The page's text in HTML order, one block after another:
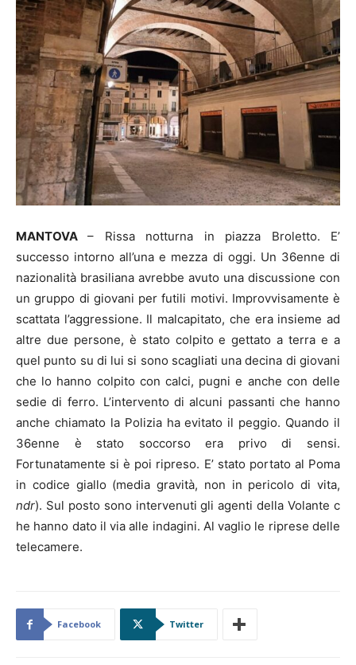
MANTOVA– Rissa notturna in piazza Broletto. E’
successo intorno all’una e mezza di oggi. Un 36enne di
nazionalità brasiliana avrebbe avuto una discussione con
un gruppo di giovani per futili motivi. Improvvisamente è
scattata l’aggressione. Il malcapitato, che era insieme ad
altre due persone, è stato colpito e gettato a terra e a
quel punto su di lui si sono scagliati una decina di giovani
che lo hanno colpito con calci, pugni e anche con delle
sedie di ferro. L’intervento di alcuni passanti che hanno
anche chiamato la Polizia ha evitato il peggio. Quando il
36enne è stato soccorso era privo di sensi.
Fortunatamente si è poi ripreso. E’ stato portato al Poma
in codice giallo (media gravità, non in pericolo di vita,
ndr). Sul posto sono intervenuti gli agenti della Volante c
he hanno dato il via alle indagini. Al vaglio le riprese delle
telecamere.
Facebook Twitter